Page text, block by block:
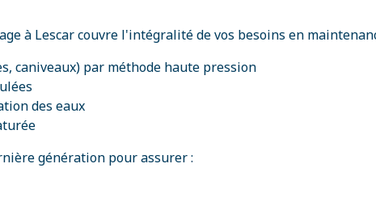
à Lescar couvre l'intégralité de vos besoins en
caniveaux) par méthode haute pression
des eaux
génération pour assurer :